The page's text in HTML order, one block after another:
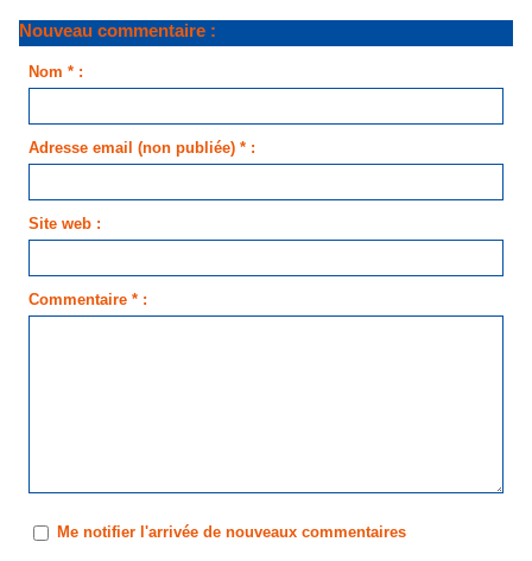
Nouveau commentaire :
Nom * :
Adresse email (non publiée) * :
Site web :
Commentaire * :
Me notifier l'arrivée de nouveaux commentaires